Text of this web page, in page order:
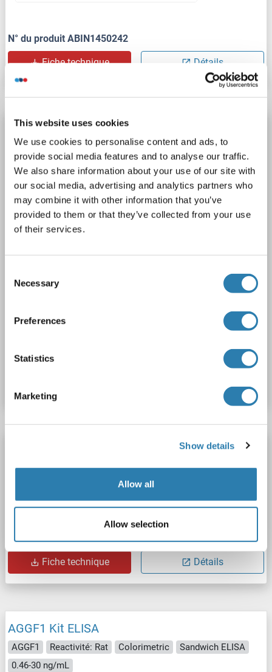
This website uses cookies
We use cookies to personalise content and ads, to
provide social media features and to analyse our traffic.
We also share information about your use of our site with
our social media, advertising and analytics partners who
may combine it with other information that you’ve
provided to them or that they’ve collected from your use
of their services.
Selection
Necessary
Preferences
Statistics
Marketing
Show details
Allow all
Allow selection
N° du produit ABIN1450242
Fiche technique Détails
AGGF1 Kit ELISA
AGGF1 Reactivité: Rat Colorimetric
Sandwich ELISA
0.46 ng/mL - 30 ng/mL
Cell Lysate, Plasma, Serum, Tissue Homogenate
1 image
N° du produit ABIN1450243
AGGF1 Reactivité: Humain
Colorimetric
0.156 ng/mL - 10 ng/mL
Cell Lysate, Plasma, Serum, Tissue Homogenate
N° du produit ABIN2945213
Fiche technique Détails
AGGF1 Kit ELISA
AGGF1 Reactivité: Rat Colorimetric
Sandwich ELISA
0.46-30 ng/mL